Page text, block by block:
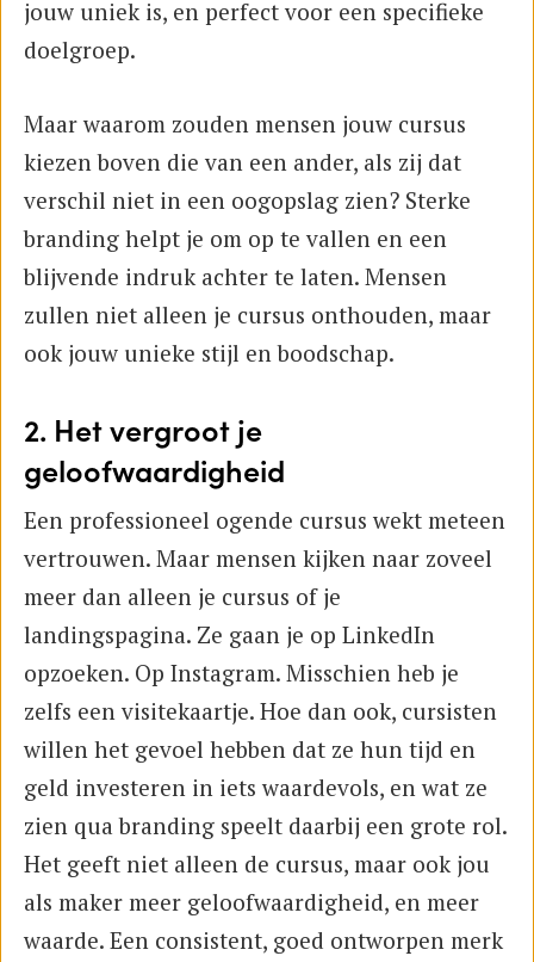
jouw uniek is, en perfect voor een specifieke
doelgroep.
Maar waarom zouden mensen jouw cursus
kiezen boven die van een ander, als zij dat
verschil niet in een oogopslag zien? Sterke
branding helpt je om op te vallen en een
blijvende indruk achter te laten. Mensen
zullen niet alleen je cursus onthouden, maar
ook jouw unieke stijl en boodschap.
2. Het vergroot je
geloofwaardigheid
Een professioneel ogende cursus wekt meteen
vertrouwen. Maar mensen kijken naar zoveel
meer dan alleen je cursus of je
landingspagina. Ze gaan je op LinkedIn
opzoeken. Op Instagram. Misschien heb je
zelfs een visitekaartje. Hoe dan ook, cursisten
willen het gevoel hebben dat ze hun tijd en
geld investeren in iets waardevols, en wat ze
zien qua branding speelt daarbij een grote rol.
Het geeft niet alleen de cursus, maar ook jou
als maker meer geloofwaardigheid, en meer
waarde. Een consistent, goed ontworpen merk